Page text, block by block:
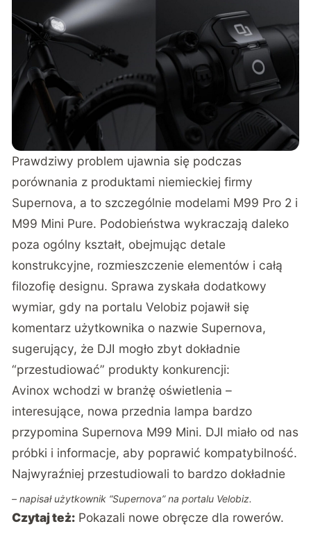
Prawdziwy problem ujawnia się podczas
porównania z produktami niemieckiej firmy
Supernova, a to szczególnie modelami M99 Pro 2 i
M99 Mini Pure. Podobieństwa wykraczają daleko
poza ogólny kształt, obejmując detale
konstrukcyjne, rozmieszczenie elementów i całą
filozofię designu. Sprawa zyskała dodatkowy
wymiar, gdy na portalu Velobiz pojawił się
komentarz użytkownika o nazwie Supernova,
sugerujący, że DJI mogło zbyt dokładnie
“przestudiować” produkty konkurencji:
Avinox wchodzi w branżę oświetlenia –
interesujące, nowa przednia lampa bardzo
przypomina Supernova M99 Mini. DJI miało od nas
próbki i informacje, aby poprawić kompatybilność.
Najwyraźniej przestudiowali to bardzo dokładnie
– napisał użytkownik “Supernova” na portalu Velobiz.
Czytaj też: Pokazali nowe obręcze dla rowerów.